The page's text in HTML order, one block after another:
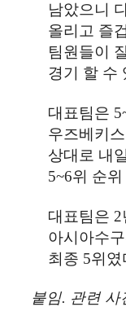
남았으니
올리고 즐
팀원들이
경기 할 수
대표팀은
우즈베키
상대로 내
5~6위 순
대표팀은 2
아시아수
최종 5위였
붙임. 관련 사